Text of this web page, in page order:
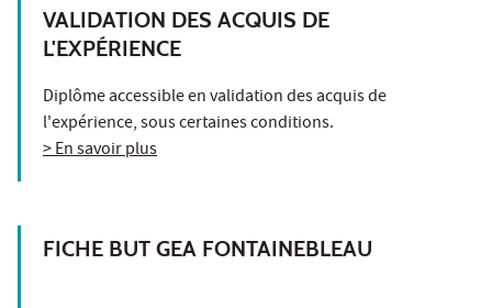
VALIDATION DES ACQUIS DE
L'EXPÉRIENCE
Diplôme accessible en validation des acquis de
l'expérience, sous certaines conditions.
> En savoir plus
FICHE BUT GEA FONTAINEBLEAU